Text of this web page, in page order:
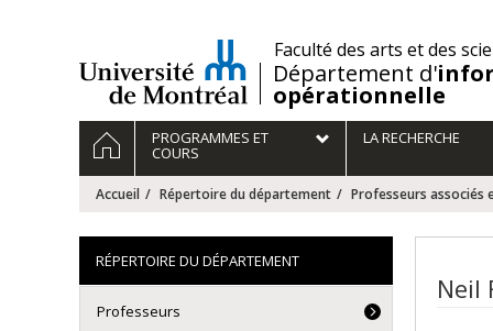
/Faculté des arts et des
Département d'
opérationnelle
Navigation
principale
ACCUEILPROGRAMMES ET
COURS
LA RECHERCHE
Accueil Répertoire du département Professeurs associés
Neil
RÉPERTOIRE DU DÉPARTEMENT
Professeurs